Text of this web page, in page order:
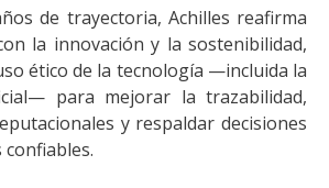
de trayectoria, Achilles reafirma
la innovación y la sostenibilidad,
ético de la tecnología —incluida la
para mejorar la trazabilidad,
y respaldar decisiones
confiables.